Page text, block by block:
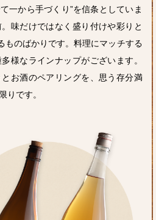
一から手づくり”を信条としていま
味だけではなく盛り付けや彩りと
ものばかりです。料理にマッチする
様なラインナップがございます。
お酒のペアリングを、思う存分満
りです。